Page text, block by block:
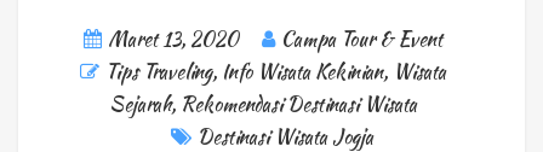
Maret 13, 2020
Campa Tour & Event
Tips Traveling, Info Wisata Kekinian, Wisata
Sejarah, Rekomendasi Destinasi Wisata
Destinasi Wisata Jogja